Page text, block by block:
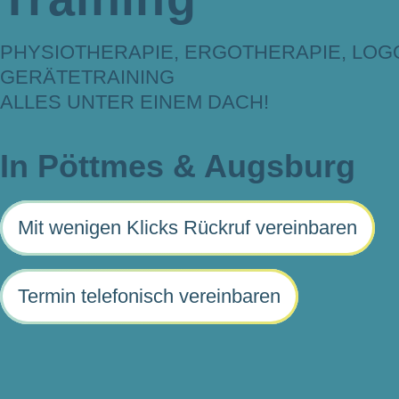
PHYSIOTHERAPIE, ERGOTHERAPIE,
GERÄTETRAINING
ALLES UNTER EINEM DACH!
In Pöttmes & Augsburg
Mit wenigen Klicks Rückruf vereinbaren
Termin telefonisch vereinbaren